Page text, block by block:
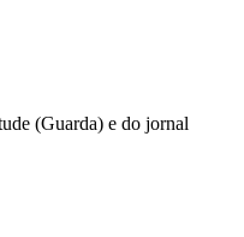
(Guarda) e do jornal